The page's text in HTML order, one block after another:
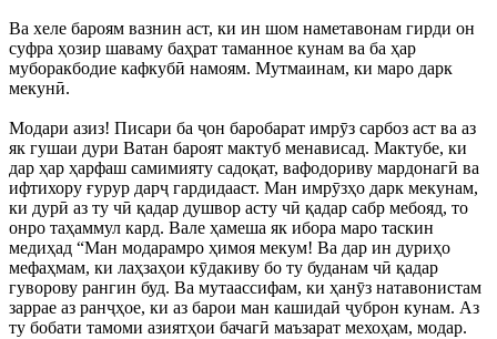
Ва хеле бароям вазнин аст, ки ин шом наметавонам гирди он
суфра ҳозир шаваму баҳрат таманное кунам ва ба ҳар
муборакбодие кафкубӣ намоям. Мутмаинам, ки маро дарк
мекунӣ.
Модари азиз! Писари ба ҷон баробарат имрӯз сарбоз аст ва аз
як гушаи дури Ватан бароят мактуб менависад. Мактубе, ки
дар ҳар ҳарфаш самимияту садоқат, вафодориву мардонагӣ ва
ифтихору ғурур дарҷ гардидааст. Ман имрӯзҳо дарк мекунам,
ки дурӣ аз ту чӣ қадар душвор асту чӣ қадар сабр мебояд, то
онро таҳаммул кард. Вале ҳамеша як ибора маро таскин
медиҳад “Ман модарамро ҳимоя мекум! Ва дар ин дуриҳо
мефаҳмам, ки лаҳзаҳои кӯдакиву бо ту буданам чӣ қадар
гуворову рангин буд. Ва мутаассифам, ки ҳанӯз натавонистам
заррае аз ранҷҳое, ки аз барои ман кашидаӣ ҷуброн кунам. Аз
ту бобати тамоми азиятҳои бачагӣ маъзарат мехоҳам, модар.